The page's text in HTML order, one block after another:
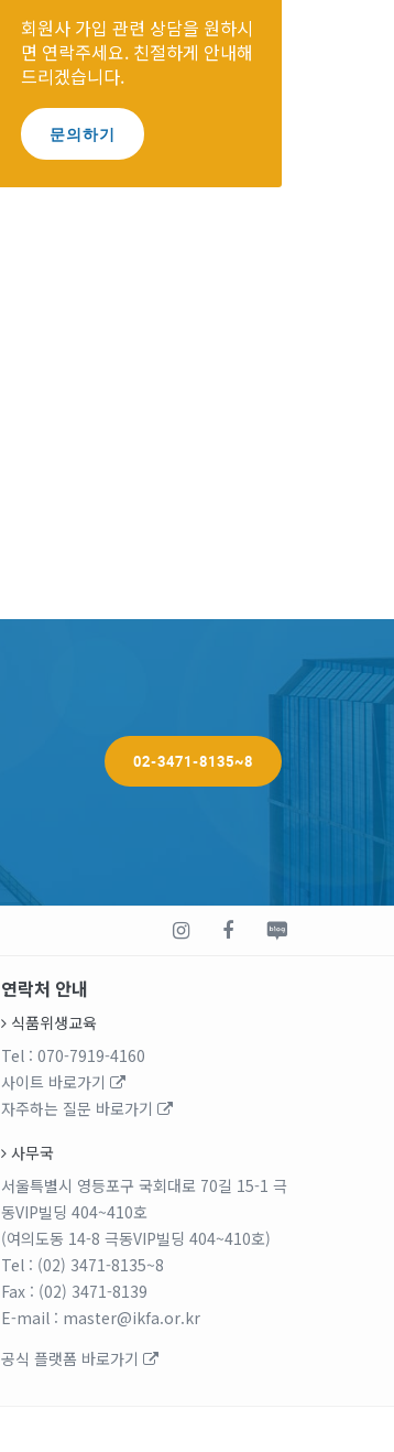
회원사 가입 관련 상담을 원하시
면 연락주세요. 친절하게 안내해
드리겠습니다.
문의하기
02-3471-8135~8
연락처 안내
식품위생교육
Tel : 070-7919-4160
사이트 바로가기
자주하는 질문 바로가기
사무국
서울특별시 영등포구 국회대로 70길 15-1 극
동VIP빌딩 404~410호
(여의도동 14-8 극동VIP빌딩 404~410호)
Tel : (02) 3471-8135~8
Fax : (02) 3471-8139
E-mail : master@ikfa.or.kr
공식 플랫폼 바로가기